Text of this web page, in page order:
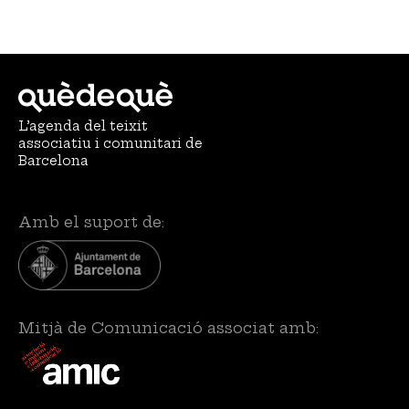
L’agenda del teixit
associatiu i comunitari de
Barcelona
Amb el suport de:
Mitjà de Comunicació associat amb: